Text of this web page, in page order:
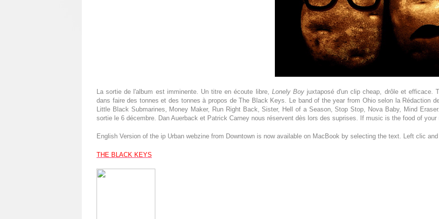
La sortie de l'album est imminente. Un titre en écoute libre, Lonely Boyjuxtaposé d'un clip cheap, drôle et efficace.
dans faire des tonnes et des tonnes à propos de The Black Keys. Le band of the year from Ohio selon la Rédaction
Little Black Submarines, Money Maker, Run Right Back, Sister, Hell of a Season, Stop Stop, Nova Baby, Mind
sortie le 6 décembre. Dan Auerback et Patrick Carney nous réservent dès lors des suprises. If music is the food of
English Version of the ip Urban webzine from Downtown is now available on MacBook by selecting the text. Left clic
THE BLACK KEYS